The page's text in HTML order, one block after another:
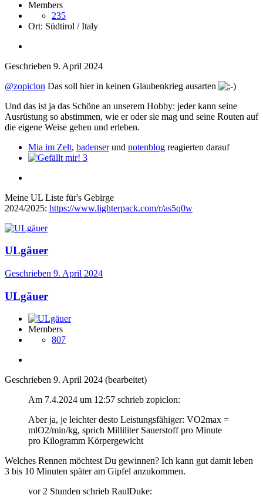
Members
235
Ort: Südtirol / Italy
Geschrieben 9. April 2024
@zopiclon Das soll hier in keinen Glaubenkrieg ausarten
Und das ist ja das Schöne an unserem Hobby: jeder kann seine
Ausrüstung so abstimmen, wie er oder sie mag und seine Routen auf
die eigene Weise gehen und erleben.
Mia im Zelt, badenserund notenblog reagierten darauf
3
Meine UL Liste für's Gebirge
2024/2025: https://www.lighterpack.com/r/as5q0w
ULgäuer
Geschrieben 9. April 2024
ULgäuer
Members
807
Geschrieben 9. April 2024 (bearbeitet)
Am 7.4.2024 um 12:57 schrieb zopiclon:
Aber ja, je leichter desto Leistungsfähiger: VO2max =
mlO2/min/kg, sprich Milliliter Sauerstoff pro Minute
pro Kilogramm Körpergewicht
Welches Rennen möchtest Du gewinnen? Ich kann gut damit leben
3 bis 10 Minuten später am Gipfel anzukommen.
vor 2 Stunden schrieb RaulDuke: